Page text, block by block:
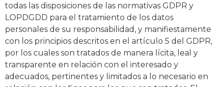
todas las disposiciones de las normativas GDPR y
LOPDGDD para el tratamiento de los datos
personales de su responsabilidad, y manifiestamente
con los principios descritos en el artículo 5 del GDPR,
por los cuales son tratados de manera lícita, leal y
transparente en relación con el interesado y
adecuados, pertinentes y limitados a lo necesario en